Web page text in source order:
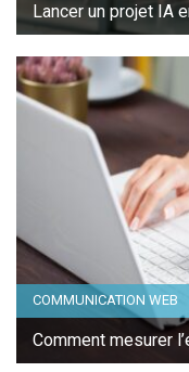
Lancer un projet IA
COMMUNICATION WEB
Comment mesurer